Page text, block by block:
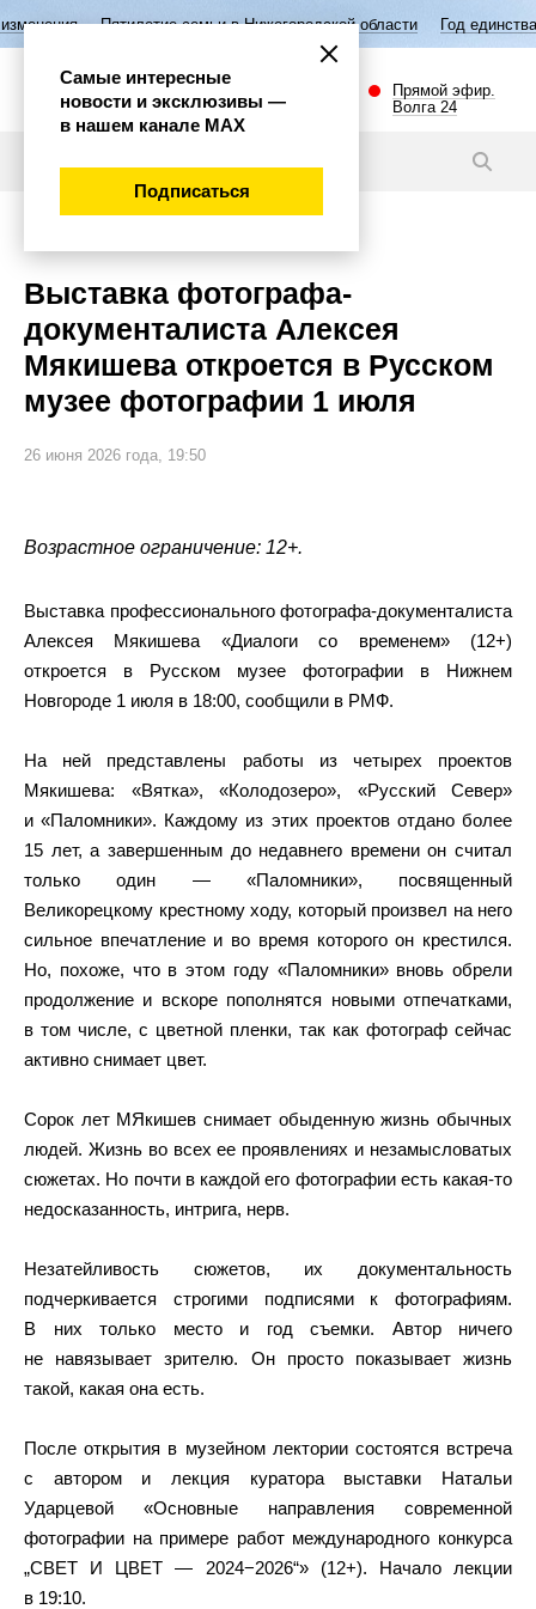
семьи в Нижегородской области Год единства народов России
Прямой эфир.
Волга 24
Выставка фотографа-
документалиста Алексея
Мякишева откроется в Русском
музее фотографии 1 июля
26 июня 2026 года, 19:50
Возрастное ограничение: 12+.
Выставка профессионального фотографа-документалиста
Алексея Мякишева «Диалоги со временем» (12+)
откроется в Русском музее фотографии в Нижнем
Новгороде 1 июля в 18:00, сообщили в РМФ.
На ней представлены работы из четырех проектов
Мякишева: «Вятка», «Колодозеро», «Русский Север»
и «Паломники». Каждому из этих проектов отдано более
15 лет, а завершенным до недавнего времени он считал
только один — «Паломники», посвященный
Великорецкому крестному ходу, который произвел на него
сильное впечатление и во время которого он крестился.
Но, похоже, что в этом году «Паломники» вновь обрели
продолжение и вскоре пополнятся новыми отпечатками,
в том числе, с цветной пленки, так как фотограф сейчас
активно снимает цвет.
Сорок лет МЯкишев снимает обыденную жизнь обычных
людей. Жизнь во всех ее проявлениях и незамысловатых
сюжетах. Но почти в каждой его фотографии есть какая-то
недосказанность, интрига, нерв.
Незатейливость сюжетов, их документальность
подчеркивается строгими подписями к фотографиям.
В них только место и год съемки. Автор ничего
не навязывает зрителю. Он просто показывает жизнь
такой, какая она есть.
После открытия в музейном лектории состоятся встреча
с автором и лекция куратора выставки Натальи
Ударцевой «Основные направления современной
фотографии на примере работ международного конкурса
„СВЕТ И ЦВЕТ — 2024−2026“» (12+). Начало лекции
в 19:10.
Самые интересные
новости и эксклюзивы —
в нашем канале МАХ
Подписаться